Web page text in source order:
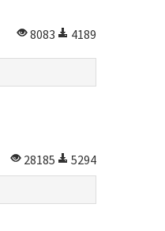
8083 4189
28185
5294